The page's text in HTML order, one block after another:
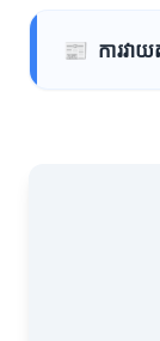
📰 ការវាយ